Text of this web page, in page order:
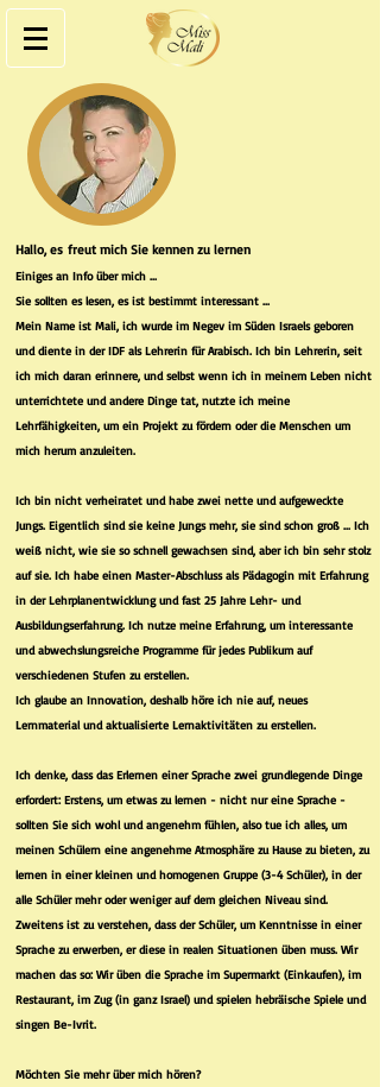
Hallo, es freut mich Sie kennen zu lernen
Einiges an Info über mich ...
Sie sollten es lesen, es ist bestimmt interessant ...​
Mein Name ist Mali, ich wurde im Negev im Süden Israels geboren
und diente in der IDF als Lehrerin für Arabisch. Ich bin Lehrerin, seit
ich mich daran erinnere, und selbst wenn ich in meinem Leben nicht
unterrichtete und andere Dinge tat, nutzte ich meine
Lehrfähigkeiten, um ein Projekt zu fördern oder die Menschen um
mich herum anzuleiten.
Ich bin nicht verheiratet und habe zwei nette und aufgeweckte
Jungs. Eigentlich sind sie keine Jungs mehr, sie sind schon groß ... Ich
weiß nicht, wie sie so schnell gewachsen sind, aber ich bin sehr stolz
auf sie. Ich habe einen Master-Abschluss als Pädagogin mit Erfahrung
in der Lehrplanentwicklung und fast 25 Jahre Lehr- und
Ausbildungserfahrung. Ich nutze meine Erfahrung, um interessante
und abwechslungsreiche Programme für jedes Publikum auf
verschiedenen Stufen zu erstellen.
Ich glaube an Innovation, deshalb höre ich nie auf, neues
Lernmaterial und aktualisierte Lernaktivitäten zu erstellen.
Ich denke, dass das Erlernen einer Sprache zwei grundlegende Dinge
erfordert: Erstens, um etwas zu lernen - nicht nur eine Sprache -
sollten Sie sich wohl und angenehm fühlen, also tue ich alles, um
meinen Schülern eine angenehme Atmosphäre zu Hause zu bieten, zu
lernen in einer kleinen und homogenen Gruppe (3-4 Schüler), in der
alle Schüler mehr oder weniger auf dem gleichen Niveau sind.
Zweitens ist zu verstehen, dass der Schüler, um Kenntnisse in einer
Sprache zu erwerben, er diese in realen Situationen üben muss. Wir
machen das so: Wir üben die Sprache im Supermarkt (Einkaufen), im
Restaurant, im Zug (in ganz Israel) und spielen hebräische Spiele und
singen Be-Ivrit.
Möchten Sie mehr über mich hören?